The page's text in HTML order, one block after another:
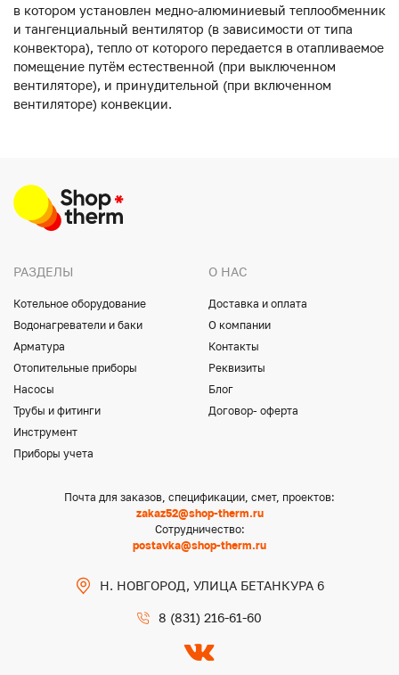
в котором установлен медно-алюминиевый теплообменник
и тангенциальный вентилятор (в зависимости от типа
конвектора), тепло от которого передается в отапливаемое
помещение путём естественной (при выключенном
вентиляторе), и принудительной (при включенном
вентиляторе) конвекции.
РАЗДЕЛЫ
Котельное оборудование
Водонагреватели и баки
Арматура
Отопительные приборы
Насосы
Трубы и фитинги
Инструмент
Приборы учета
О НАС
Доставка и оплата
О компании
Контакты
Реквизиты
Блог
Договор- оферта
Почта для заказов, спецификации, смет, проектов:
zakaz52@shop-therm.ru
Сотрудничество:
postavka@shop-therm.ru
Н. НОВГОРОД, УЛИЦА БЕТАНКУРА 6
8 (831) 216-61-60